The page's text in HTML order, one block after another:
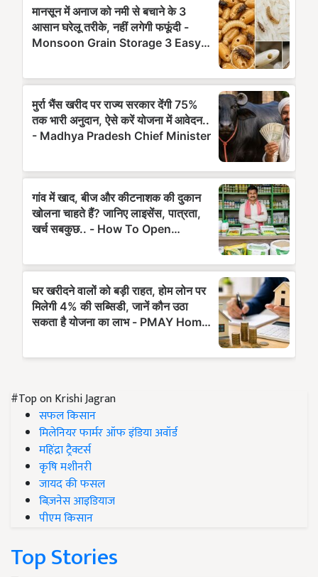
#Top on Krishi Jagran
सफल किसान
मिलेनियर फार्मर ऑफ इंडिया अवॉर्ड
महिंद्रा ट्रैक्टर्स
कृषि मशीनरी
जायद की फसल
बिज़नेस आइडियाज
पीएम किसान
Top Stories